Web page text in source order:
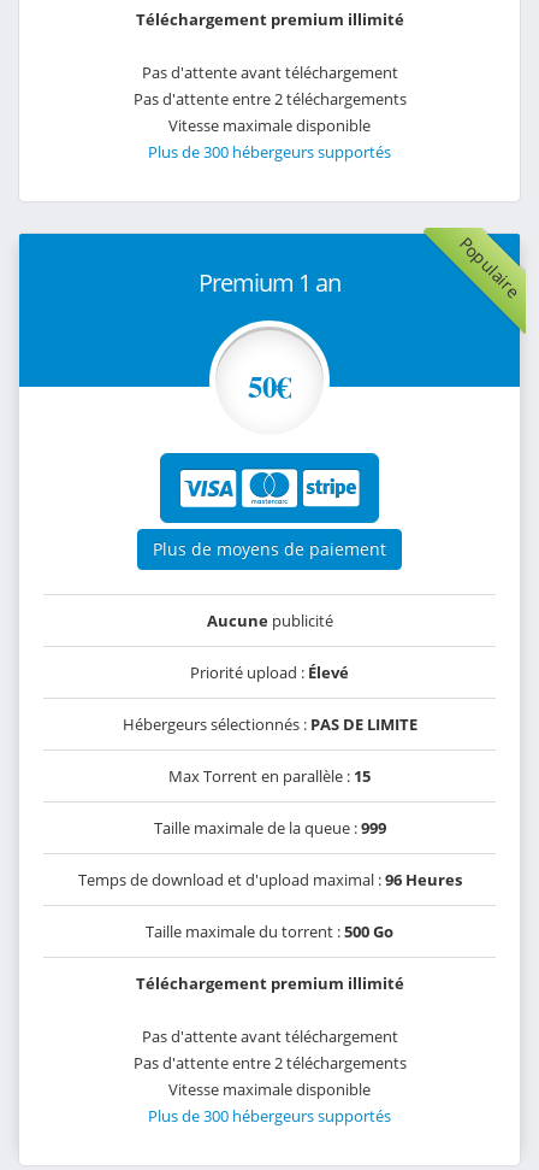
Téléchargement premium illimité
Pas d'attente avant téléchargement
Pas d'attente entre 2 téléchargements
Vitesse maximale disponible
Plus de 300 hébergeurs supportés
Populaire
Premium 1 an
50€
Plus de moyens de paiement
Aucunepublicité
Priorité upload : Élevé
Hébergeurs sélectionnés : PAS DE LIMITE
Max Torrent en parallèle : 15
Taille maximale de la queue :999
Temps de download et d'upload maximal :96 Heures
Taille maximale du torrent :500 Go
Téléchargement premium illimité
Pas d'attente avant téléchargement
Pas d'attente entre 2 téléchargements
Vitesse maximale disponible
Plus de 300 hébergeurs supportés